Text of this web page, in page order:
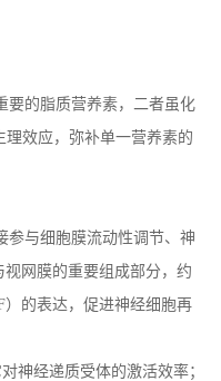
要的脂质营养素，二者虽化
效应，弥补单一营养素的
参与细胞膜流动性调节、神
视网膜的重要组成部分，约
）的表达，促进神经细胞再
神经递质受体的激活效率；